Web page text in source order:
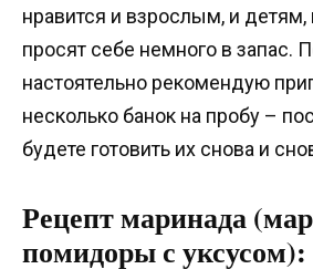
нравится и взрослым, и детям,
просят себе немного в запас.
настоятельно рекомендую
несколько банок на пробу –
будете готовить их снова и
Рецепт маринада
помидоры с уксусом):